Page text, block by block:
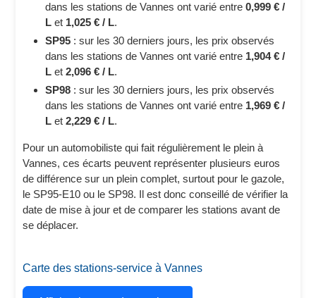
dans les stations de Vannes ont varié entre0,999 € /
L et 1,025 € / L.
SP95 : sur les 30 derniers jours, les prix observés
dans les stations de Vannes ont varié entre 1,904 € /
L et2,096 € / L.
SP98 : sur les 30 derniers jours, les prix observés
dans les stations de Vannes ont varié entre 1,969 € /
L et2,229 € / L.
Pour un automobiliste qui fait régulièrement le plein à
Vannes, ces écarts peuvent représenter plusieurs euros
de différence sur un plein complet, surtout pour le gazole,
le SP95-E10 ou le SP98. Il est donc conseillé de vérifier la
date de mise à jour et de comparer les stations avant de
se déplacer.
Carte des stations-service à Vannes